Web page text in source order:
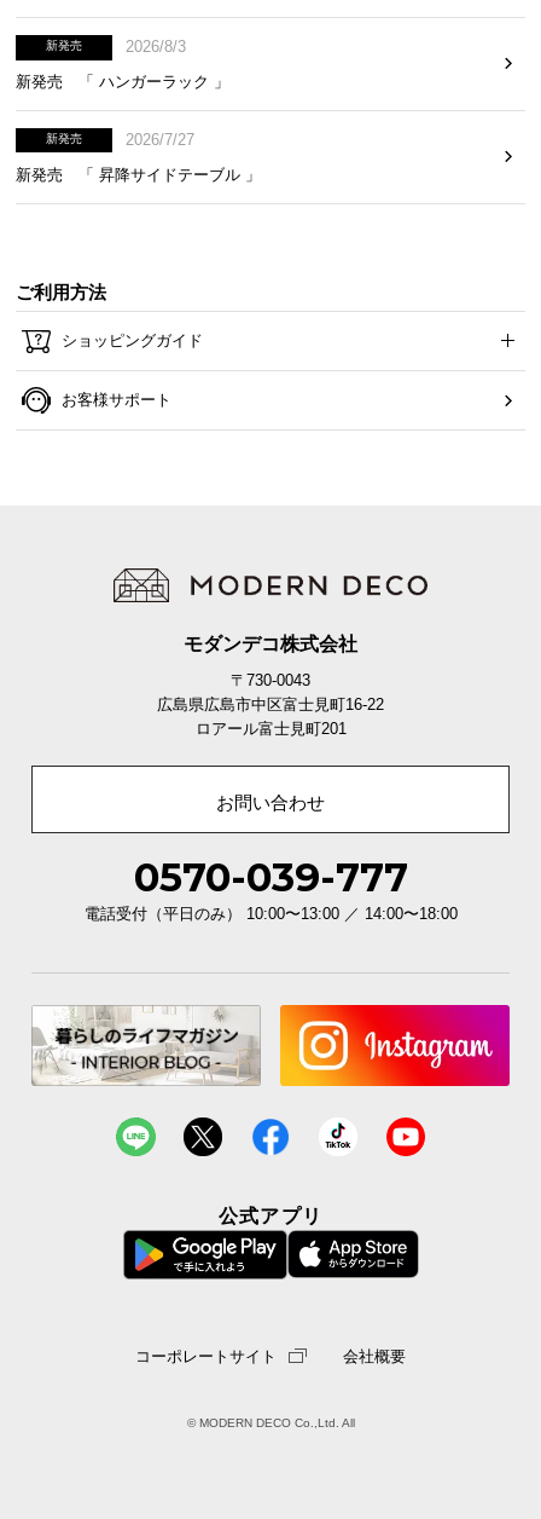
新発売
2026/8/3
新発売 「 ハンガーラック 」
新発売
2026/7/27
新発売 「 昇降サイドテーブル 」
ご利用方法
ショッピングガイド
お客様サポート
モダンデコ株式会社
〒730-0043
広島県広島市中区富士見町16-22
ロアール富士見町201
お問い合わせ
0570-039-777
電話受付（平日のみ） 10:00〜13:00 ／ 14:00〜18:00
公式アプリ
コーポレートサイト 会社概要
© MODERN DECO Co.,Ltd. All